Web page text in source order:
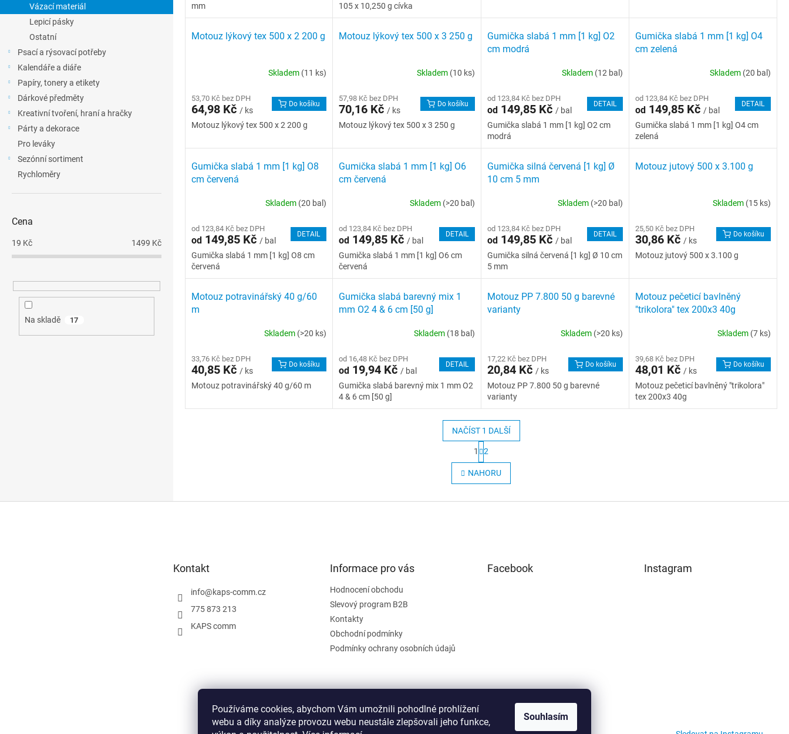
Používáme cookies, abychom Vám umožnili pohodlné prohlížení
webu a díky analýze provozu webu neustále zlepšovali jeho funkce,
Souhlasím
Vázací materiál
Lepicí pásky
Ostatní
Psací a rýsovací potřeby
Kalendáře a diáře
Papíry, tonery a etikety
Dárkové předměty
Kreativní tvoření, hraní a hračky
Párty a dekorace
Pro leváky
Sezónní sortiment
Rychloměry
Cena
19 Kč 1499 Kč
Na skladě 17
k
mm
105 x 10,250 g cívka
Motouz lýkový tex 500 x 2 200 g
Skladem (11 ks)
53,70 Kč bez DPH
64,98 Kč / ks
Do košíku
Motouz lýkový tex 500 x 2 200 g
Motouz lýkový tex 500 x 3 250 g
Skladem (10 ks)
57,98 Kč bez DPH
70,16 Kč/ ks
Do košíku
Motouz lýkový tex 500 x 3 250 g
Gumička slabá 1 mm [1 kg] O2
cm modrá
Skladem (12 bal)
od 123,84 Kč bez DPH
od149,85 Kč / bal
DETAIL
Gumička slabá 1 mm [1 kg] O2 cm
modrá
Gumička slabá 1 mm [1 kg] O4
cm zelená
Skladem (20 bal)
od 123,84 Kč bez DPH
od149,85 Kč / bal
DETAIL
Gumička slabá 1 mm [1 kg] O4 cm
zelená
Gumička slabá 1 mm [1 kg] O8
cm červená
Skladem (20 bal)
od 123,84 Kč bez DPH
od 149,85 Kč / bal
DETAIL
Gumička slabá 1 mm [1 kg] O8 cm
červená
Gumička slabá 1 mm [1 kg] O6
cm červená
Skladem (>20 bal)
od 123,84 Kč bez DPH
od 149,85 Kč/ bal
DETAIL
Gumička slabá 1 mm [1 kg] O6 cm
červená
Gumička silná červená [1 kg] Ø
10 cm 5 mm
Skladem (>20 bal)
od 123,84 Kč bez DPH
od149,85 Kč / bal
DETAIL
Gumička silná červená [1 kg] Ø 10 cm
5 mm
Motouz jutový 500 x 3.100 g
Skladem (15 ks)
25,50 Kč bez DPH
30,86 Kč / ks
Do košíku
Motouz jutový 500 x 3.100 g
Motouz potravinářský 40 g/60
m
Skladem (>20 ks)
33,76 Kč bez DPH
40,85 Kč / ks
Do košíku
Motouz potravinářský 40 g/60 m
Gumička slabá barevný mix 1
mm O2 4 & 6 cm [50 g]
Skladem (18 bal)
od 16,48 Kč bez DPH
od 19,94 Kč/ bal
DETAIL
Gumička slabá barevný mix 1 mm O2
4 & 6 cm [50 g]
Motouz PP 7.800 50 g barevné
varianty
Skladem (>20 ks)
17,22 Kč bez DPH
20,84 Kč / ks
Do košíku
Motouz PP 7.800 50 g barevné
varianty
Motouz pečeticí bavlněný
"trikolora" tex 200x3 40g
Skladem (7 ks)
39,68 Kč bez DPH
48,01 Kč / ks
Do košíku
Motouz pečeticí bavlněný "trikolora"
tex 200x3 40g
O
v
l
d
NAČÍST 1 DALŠÍ
S
t
r
á
n
o
1 2
NAHORU
Kontakt
info@kaps-comm.cz
775 873 213
KAPS comm
Informace pro vás
Hodnocení obchodu
Slevový program B2B
Kontakty
Obchodní podmínky
Podmínky ochrany osobních údajů
Facebook Instagram